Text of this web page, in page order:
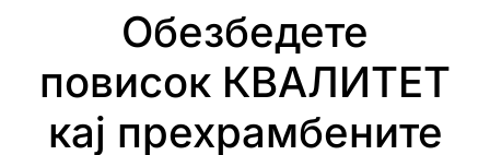
Објави
ЧППрашања
Соработка
Обезбедете
повисок КВАЛИТЕТ
кај прехрамбените